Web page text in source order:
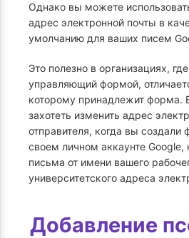
Однако вы можете
адрес электронной почты в
умолчанию для ваших писем
Это полезно в организациях,
управляющий формой,
которому принадлежит
захотеть изменить адрес
отправителя, когда вы создали
своем личном аккаунте Google,
письма от имени вашего
университетского адреса
Добавление